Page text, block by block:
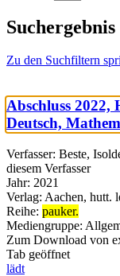
Suchergebnis
Zu den Suchfiltern
Abschluss 2022,
Deutsch,
Verfasser: Beste,
diesem Verfasser
Jahr: 2021
Verlag: Aachen, hutt.
Reihe: pauker.
Mediengruppe:
Zum Download von
Tab geöffnet
lädt